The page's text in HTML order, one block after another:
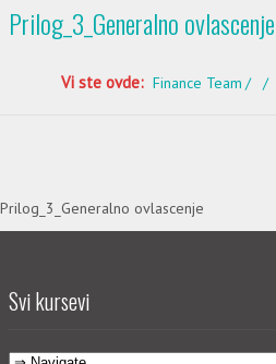
Prilog_3_Generalno ovlascenje
Vi ste ovde: Finance Team
Prilog_3_Generalno ovlascenje
Svi kursevi